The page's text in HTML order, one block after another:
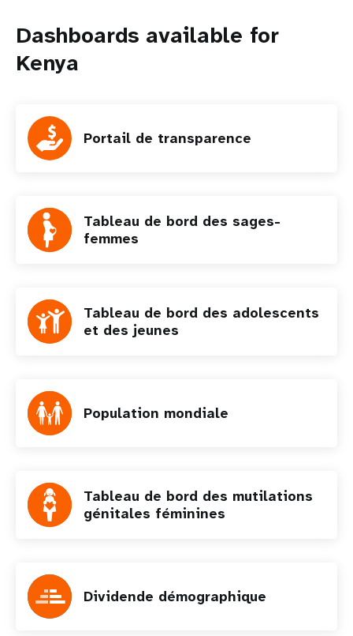
Dashboards available for
Kenya
Portail de transparence
Tableau de bord des sages-
femmes
Tableau de bord des adolescents
et des jeunes
Population mondiale
Tableau de bord des mutilations
génitales féminines
Dividende démographique